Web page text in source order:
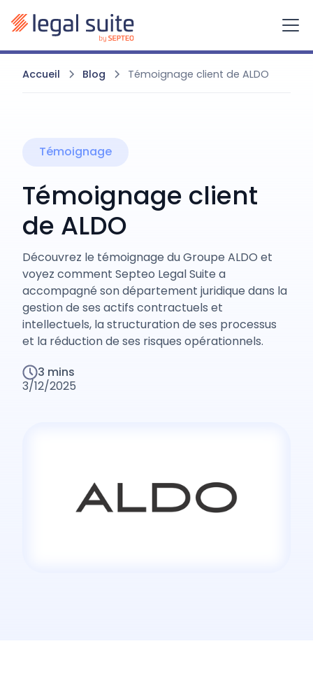
Accueil Blog Témoignage client de ALDO
Témoignage
Témoignage client
de ALDO
Découvrez le témoignage du Groupe ALDO et
voyez comment Septeo Legal Suite a
accompagné son département juridique dans la
gestion de ses actifs contractuels et
intellectuels, la structuration de ses processus
et la réduction de ses risques opérationnels.
3 mins
3/12/2025